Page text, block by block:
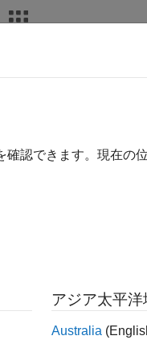
, andmacOS systems
then restarts the same
認できます。現在の
アジア太平洋
Australia